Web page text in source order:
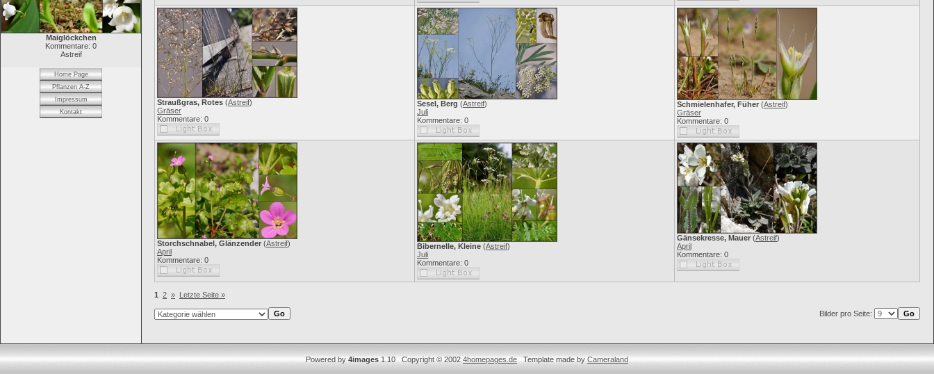
Maiglöckchen
Kommentare: 0
Astreif
Home Page
Pflanzen A-Z
Impressum
Kontakt
Straußgras, Rotes (Astreif)
Gräser
Kommentare: 0
Sesel, Berg (Astreif)
Juli
Kommentare: 0
Schmielenhafer, Füher (Astreif)
Gräser
Kommentare: 0
Storchschnabel, Glänzender (Astreif)
April
Kommentare: 0
Bibernelle, Kleine (Astreif)
Juli
Kommentare: 0
Gänsekresse, Mauer (Astreif)
April
Kommentare: 0
1 2 » Letzte Seite »
Bilder pro Seite:
Powered by4images1.10 Copyright © 20024homepages.deTemplate made byCameraland